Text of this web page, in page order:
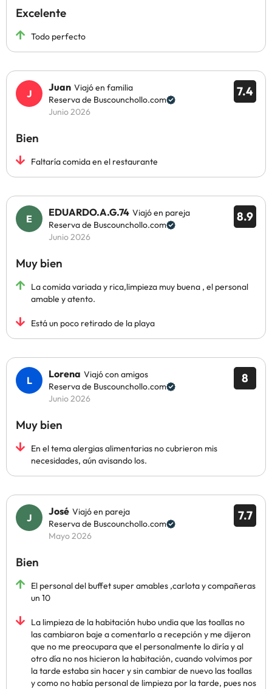
Excelente
Todo perfecto
7.4
Juan Viajó en familia
Reserva de Buscounchollo.com
Junio 2026
Bien
Faltaría comida en el restaurante
8.9
EDUARDO.A.G.74 Viajó en pareja
Reserva de Buscounchollo.com
Junio 2026
Muy bien
La comida variada y rica,limpieza muy buena , el personal
amable y atento.
Está un poco retirado de la playa
8
Lorena Viajó con amigos
Reserva de Buscounchollo.com
Junio 2026
Muy bien
En el tema alergias alimentarias no cubrieron mis
necesidades, aún avisando los.
7.7
José Viajó en pareja
Reserva de Buscounchollo.com
Mayo 2026
Bien
El personal del buffet super amables ,carlota y compañeras
un 10
La limpieza de la habitación hubo undia que las toallas no
las cambiaron baje a comentarlo a recepción y me dijeron
que no me preocupara que el personalmente lo diría y al
otro día no nos hicieron la habitación, cuando volvimos por
la tarde estaba sin hacer y sin cambiar de nuevo las toallas
y como no había personal de limpieza por la tarde, pues nos